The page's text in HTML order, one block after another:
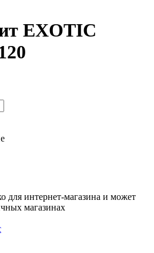
EXOTIC
для интернет-магазина и может
магазинах